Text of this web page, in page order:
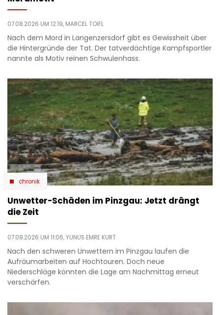
07.08.2026 UM 12:19, MARCEL TOIFL
Nach dem Mord in Langenzersdorf gibt es Gewissheit über
die Hintergründe der Tat. Der tatverdächtige Kampfsportler
nannte als Motiv reinen Schwulenhass.
chronik
Unwetter-Schäden im Pinzgau: Jetzt drängt
die Zeit
07.08.2026 UM 11:06,YUNUS EMRE KURT
Nach den schweren Unwettern im Pinzgau laufen die
Aufräumarbeiten auf Hochtouren. Doch neue
Niederschläge könnten die Lage am Nachmittag erneut
verschärfen.